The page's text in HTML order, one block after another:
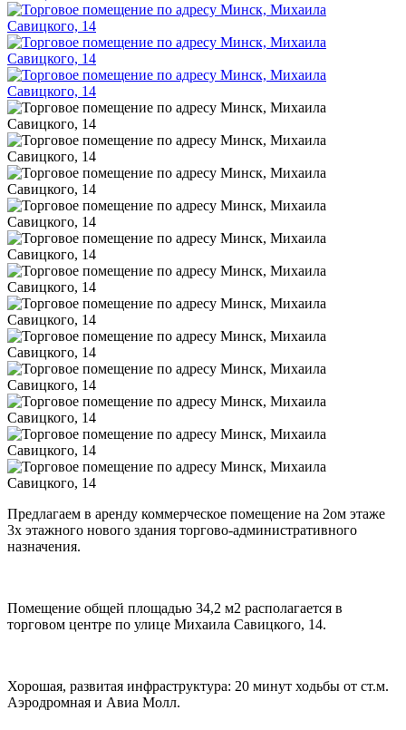
Предлагаем в аренду коммерческое помещение на 2ом этаже
3х этажного нового здания торгово-административного
назначения.
Помещение общей площадью 34,2 м2 располагается в
торговом центре по улице Михаила Савицкого, 14.
Хорошая, развитая инфраструктура: 20 минут ходьбы от ст.м.
Аэродромная и Авиа Молл.